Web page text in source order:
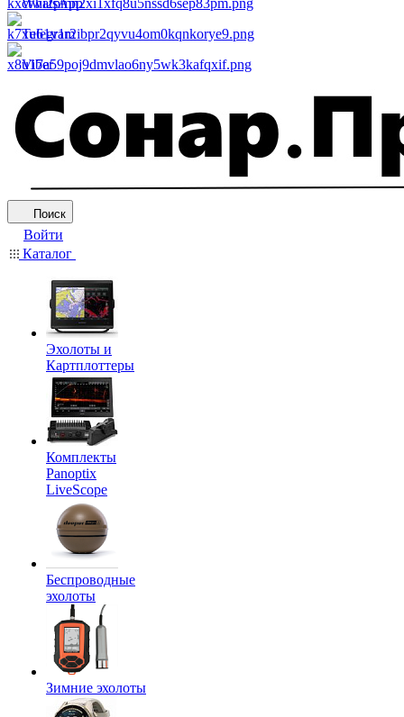
WhatsApp
Telegram
Viber
Поиск
Войти
Каталог
Эхолоты и
Картплоттеры
Комплекты
Panoptix
LiveScope
Беспроводные
эхолоты
Зимние эхолоты